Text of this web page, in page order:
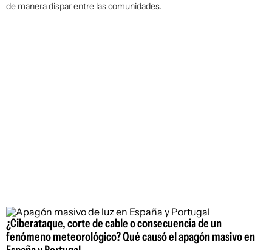
de manera dispar entre las comunidades.
¿Ciberataque, corte de cable o consecuencia de un
fenómeno meteorológico? Qué causó el apagón masivo en